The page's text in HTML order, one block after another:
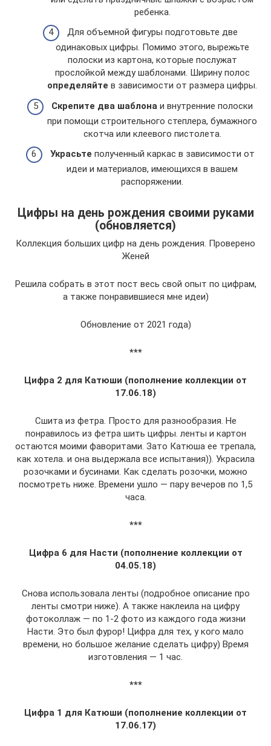
ребенка.
Для объемной фигуры подготовьте две
одинаковых цифры. Помимо этого, вырежьте
полоски из картона, которые послужат
прослойкой между шаблонами. Ширину полос
определяйте в зависимости от размера цифры.
Скрепите два шаблона и внутренние полоски
при помощи строительного степлера, бумажного
скотча или клеевого пистолета.
Украсьте полученный каркас в зависимости от
идеи и материалов, имеющихся в вашем
распоряжении.
Цифры на день рождения своими руками
(обновляется)
Коллекция больших цифр на день рождения. Проверено
Женей
Решила собрать в этот пост весь свой опыт по цифрам,
а также понравившиеся мне идеи)
Обновление от 2021 года)
***
Цифра 2 для Катюши (пополнение коллекции от
17.06.18)
Сшита из фетра. Просто для разнообразия. Не
понравилось из фетра шить цифры. ленты и картон
остаются моими фаворитами. Зато Катюша ее трепала,
как хотела. и она выдержала все испытания)). Украсила
розочками и бусинами. Как сделать розочки, можно
посмотреть ниже. Времени ушло — пару вечеров по 1,5
часа.
***
Цифра 6 для Насти (пополнение коллекции от
04.05.18)
Снова использовала ленты (подробное описание про
ленты смотри ниже). А также наклеила на цифру
фотоколлаж — по 1-2 фото из каждого года жизни
Насти. Это был фурор! Цифра для тех, у кого мало
времени, но большое желание сделать цифру) Время
изготовления — 1 час.
***
Цифра 1 для Катюши (пополнение коллекции от
17.06.17)